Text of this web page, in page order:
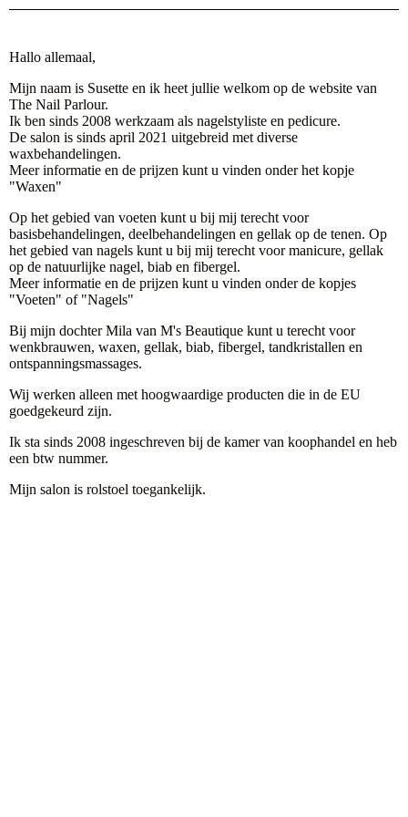
Hallo allemaal,
Mijn naam is Susette en ik heet jullie welkom op de website van
The Nail Parlour.
Ik ben sinds 2008 werkzaam als nagelstyliste en pedicure.
De salon is sinds april 2021 uitgebreid met diverse
waxbehandelingen.
Meer informatie en de prijzen kunt u vinden onder het kopje
"Waxen"
Op het gebied van voeten kunt u bij mij terecht voor
basisbehandelingen, deelbehandelingen en gellak op de tenen. Op
het gebied van nagels kunt u bij mij terecht voor manicure, gellak
op de natuurlijke nagel, biab en fibergel.
Meer informatie en de prijzen kunt u vinden onder de kopjes
"Voeten" of "Nagels"
Bij mijn dochter Mila van M's Beautique kunt u terecht voor
wenkbrauwen, waxen, gellak, biab, fibergel, tandkristallen en
ontspanningsmassages.
Wij werken alleen met hoogwaardige producten die in de EU
goedgekeurd zijn.
Ik sta sinds 2008 ingeschreven bij de kamer van koophandel en heb
een btw nummer.
Mijn salon is rolstoel toegankelijk.